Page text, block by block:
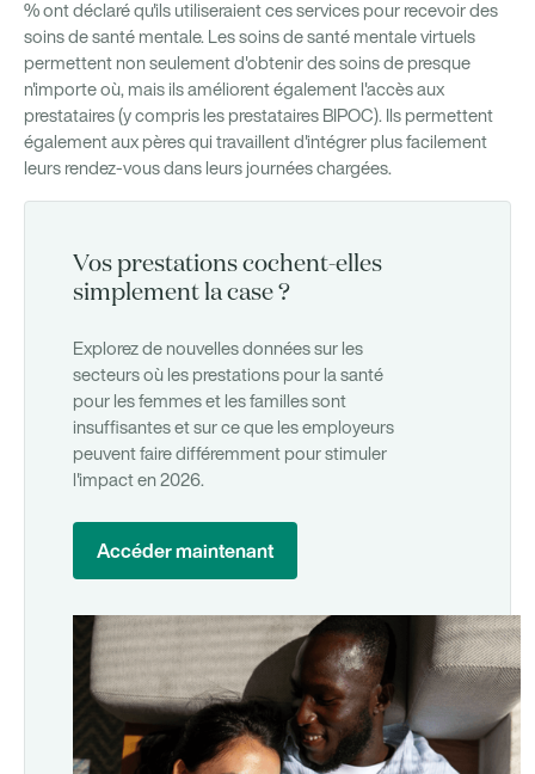
% ont déclaré qu'ils utiliseraient ces services pour recevoir des
soins de santé mentale. Les soins de santé mentale virtuels
permettent non seulement d'obtenir des soins de presque
n'importe où, mais ils améliorent également l'accès aux
prestataires (y compris les prestataires BIPOC). Ils permettent
également aux pères qui travaillent d'intégrer plus facilement
leurs rendez-vous dans leurs journées chargées.
Vos prestations cochent-elles
simplement la case ?
Explorez de nouvelles données sur les
secteurs où les prestations pour la santé
pour les femmes et les familles sont
insuffisantes et sur ce que les employeurs
peuvent faire différemment pour stimuler
l'impact en 2026.
Accéder maintenant